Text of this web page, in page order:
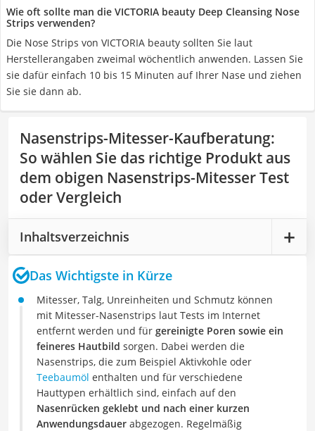
Wie oft sollte man die VICTORIA beauty Deep Cleansing Nose
Strips verwenden?
Die Nose Strips von VICTORIA beauty sollten Sie laut
Herstellerangaben zweimal wöchentlich anwenden. Lassen Sie
sie dafür einfach 10 bis 15 Minuten auf Ihrer Nase und ziehen
Sie sie dann ab.
Nasenstrips-Mitesser-Kaufberatung:
So wählen Sie das richtige Produkt aus
dem obigen Nasenstrips-Mitesser Test
oder Vergleich
Inhaltsverzeichnis
Das Wichtigste in Kürze
Mitesser, Talg, Unreinheiten und Schmutz können
mit Mitesser-Nasenstrips laut Tests im Internet
entfernt werden und für gereinigte Poren sowie ein
feineres Hautbild sorgen. Dabei werden die
Nasenstrips, die zum Beispiel Aktivkohle oder
Teebaumöl enthalten und für verschiedene
Hauttypen erhältlich sind, einfach auf den
Nasenrücken geklebt und nach einer kurzen
Anwendungsdauer abgezogen. Regelmäßig